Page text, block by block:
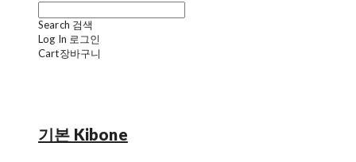
Search 검색
Log In 로그인
Cart장바구니
기본 Kibone